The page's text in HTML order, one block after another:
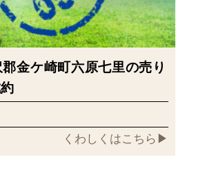
金ケ崎町六原七里の売り
くわしくはこちら▶︎